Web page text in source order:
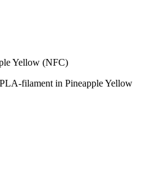
Yellow (NFC)
filament in Pineapple Yellow